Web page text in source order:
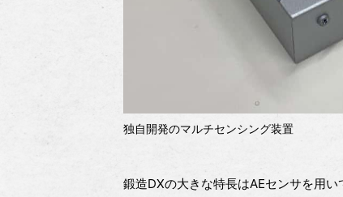
独自開発のマルチセンシング装置
鍛造DXの大きな特長はAEセンサを用